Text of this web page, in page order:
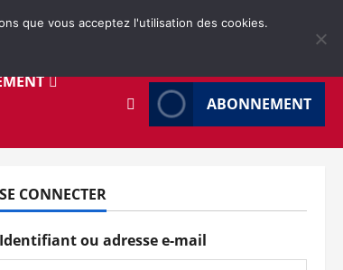
ABONNEMENT
SE CONNECTER
Identifiant ou adresse e-mail
que vous acceptez l'utilisation des cookies.